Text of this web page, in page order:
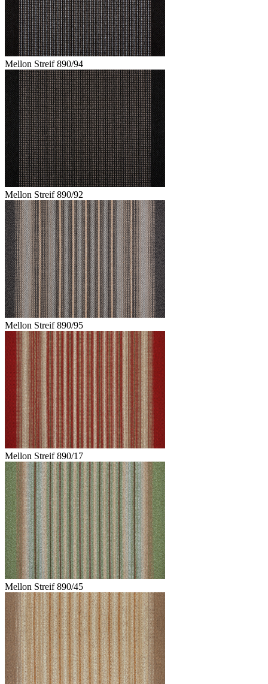
Mellon Streif 890/94
Mellon Streif 890/92
Mellon Streif 890/95
Mellon Streif 890/17
Mellon Streif 890/45